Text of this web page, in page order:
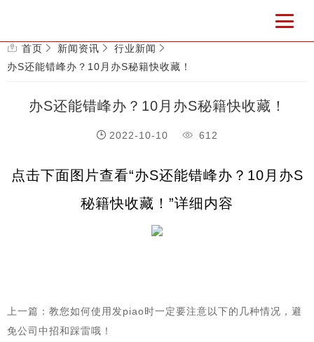
首页 新闻资讯
行业新闻
办S还能错峰办？10月办S秘籍快收藏！
办S还能错峰办？10月办S秘籍快收藏！
2022-10-10 612
点击下面图片查看“办S还能错峰办？10月办S
秘籍快收藏！”详细内容
上一篇：教您如何使用发piao时一定要注意以下的几种情况，避
免公司中招和踩雷哦！